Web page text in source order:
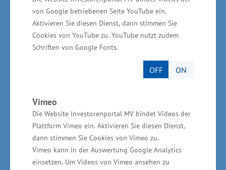
von Google betriebenen Seite YouTube ein.
Aktivieren Sie diesen Dienst, dann stimmen Sie
Cookies von YouTube zu. YouTube nutzt zudem
Schriften von Google Fonts.
OFF ON
Vimeo
Die Website Investorenportal MV bindet Videos der
Plattform Vimeo ein. Aktivieren Sie diesen Dienst,
dann stimmen Sie Cookies von Vimeo zu.
Vimeo kann in der Auswertung Google Analytics
einsetzen. Um Videos von Vimeo ansehen zu
Die Gesundheitswirtschaft in Mecklenburg-
Vorpommern verzeichnete im Jahr 2018 ein
Exportvolumen von rund 600 Millionen Euro,
was einem Anteil von 5,3 Prozent am
Export gesundheitsrelevanter Güter hat eine
starke Wachstumsdynamik entfaltet, dennoch
haben wir hier ordentlich Nachholbedarf. Wir
müssen die internationale Bühne auf Messen
für die Vermarktung und das Kennenlernen der